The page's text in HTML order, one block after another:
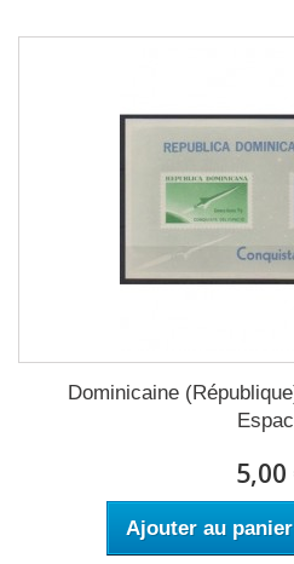
Dominicaine
5,00
Ajouter au panier